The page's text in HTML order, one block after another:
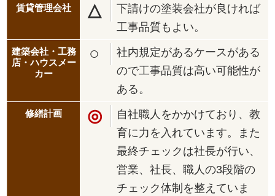
△
下請けの塗装会社が良ければ
工事品質もよい。
○
社内規定があるケースがある
ので工事品質は高い可能性が
ある。
◎
自社職人をかかけており、教
育に力を入れています。また
最終チェックは社長が行い、
営業、社長、職人の3段階の
チェック体制を整えていま